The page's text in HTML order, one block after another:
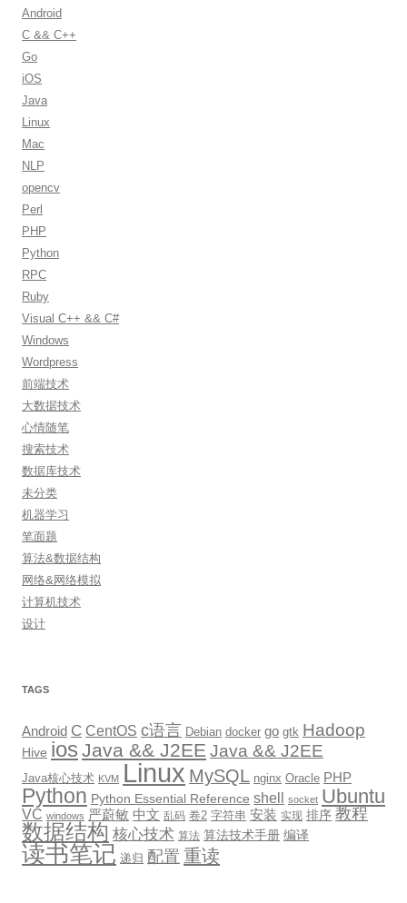
h
f
o
r
:
Android
C && C++
Go
iOS
Java
Linux
Mac
NLP
opencv
Perl
PHP
Python
RPC
Ruby
Visual C++ && C#
Windows
Wordpress
前端技术
大数据技术
心情随笔
搜索技术
数据库技术
未分类
机器学习
笔面题
算法&数据结构
网络&网络模拟
计算机技术
设计
TAGS
Android C CentOS c语言 Debian docker go gtk Hadoop
Hive ios Java && J2EE Java && J2EE
Java核心技术 KVM Linux MySQL nginx Oracle PHP
Python Python Essential Reference shell socket Ubuntu
VC windows 严蔚敏 中文 乱码 卷2 字符串 安装 实现 排序 教程
数据结构 核心技术 算法 算法技术手册 编译
读书笔记 递归 配置 重读